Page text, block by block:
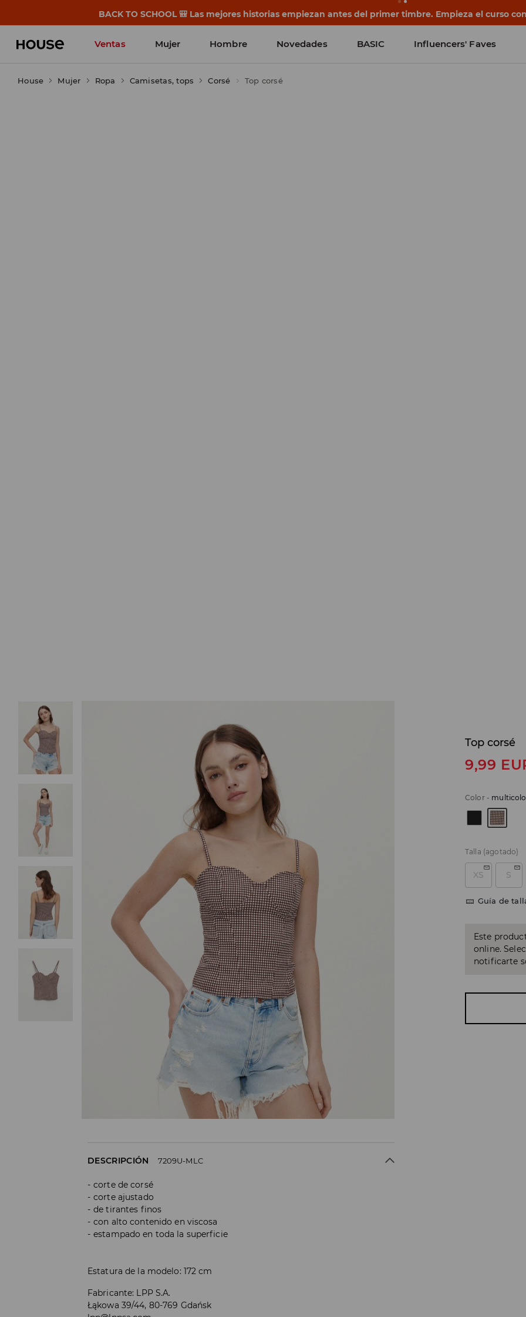
BACK TO SCHOOL 🎒 Las mejores historias empiezan antes del primer timbre. Empieza el curso
Ventas Mujer Hombre Novedades BASIC Influencers' Faves
House Mujer Ropa Camisetas, tops Corsé Top corsé
Top corsé
9,99
Color-
Talla (agotado)
XS S
Guía de
Este
online.
notificarte
DESCRIPCIÓN 7209U-MLC
corte de corsé
corte ajustado
de tirantes finos
con alto contenido en viscosa
estampado en toda la superficie
Estatura de la modelo: 172 cm
Fabricante: LPP S.A.
Łąkowa 39/44, 80-769 Gdańsk